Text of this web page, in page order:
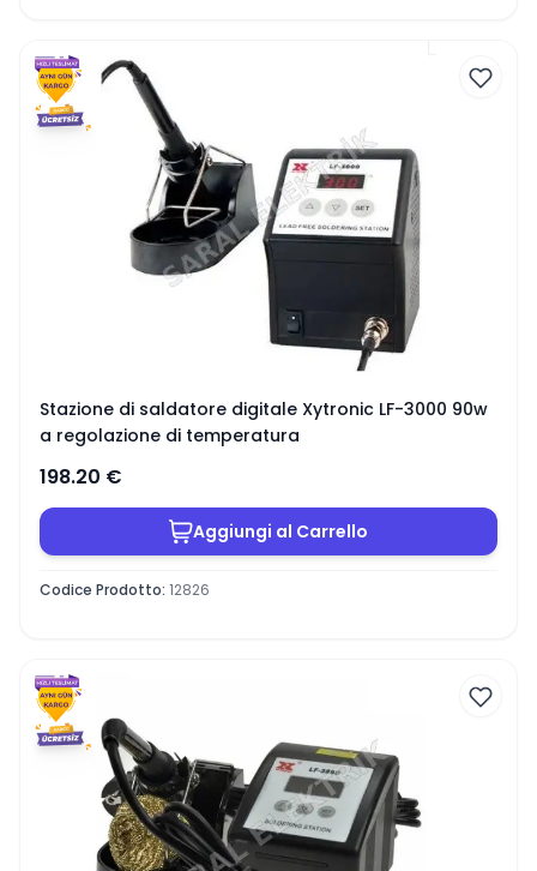
Stazione di saldatore digitale Xytronic LF-3000 90w
a regolazione di temperatura
198.20 €
Aggiungi al Carrello
Codice Prodotto: 12826